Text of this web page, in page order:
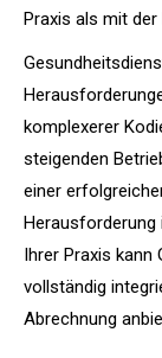
Praxis als mit
komplexerer
steigenden
einer
Herausforderung
Ihrer Praxis kann
vollständig
Abrechnung